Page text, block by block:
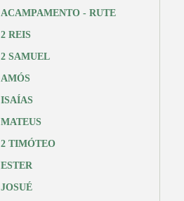
ACAMPAMENTO - RUTE
2 REIS
2 SAMUEL
AMÓS
ISAÍAS
MATEUS
2 TIMÓTEO
ESTER
JOSUÉ